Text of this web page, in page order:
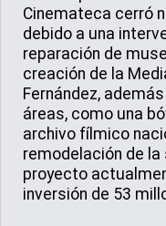
Cinemateca cerró
debido a una
reparación de
creación de la
Fernández,
áreas, como una
archivo fílmico
remodelación de la
proyecto
inversión de 53